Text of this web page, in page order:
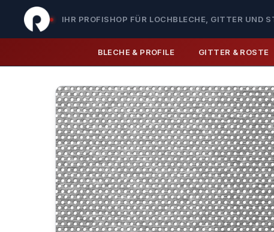
IHR PROFISHOP FÜR LOCHBLECHE, GITTER UND
BLECHE & PROFILE GITTER & ROSTE